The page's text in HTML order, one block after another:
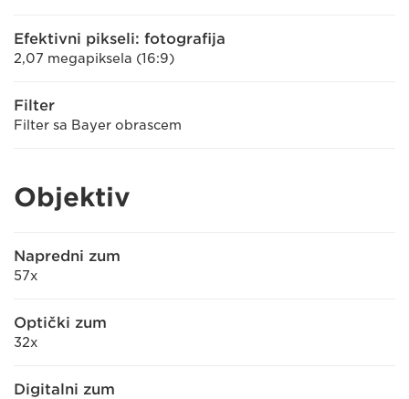
Efektivni pikseli: fotografija
2,07 megapiksela (16:9)
Filter
Filter sa Bayer obrascem
Objektiv
Napredni zum
57x
Optički zum
32x
Digitalni zum